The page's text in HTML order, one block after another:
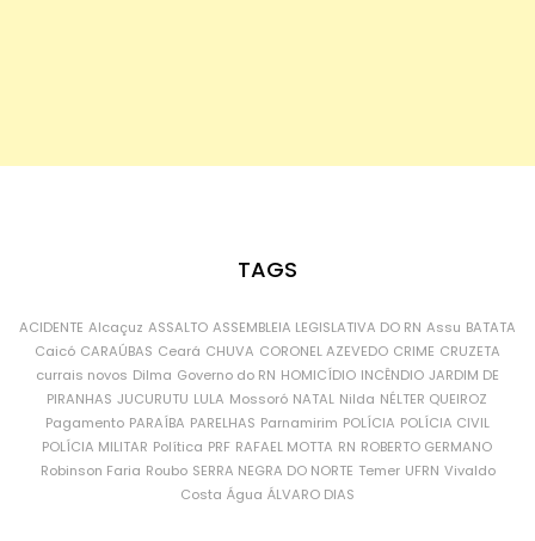
TAGS
ACIDENTE Alcaçuz ASSALTO ASSEMBLEIA LEGISLATIVA DO RN Assu BATATA
Caicó CARAÚBAS Ceará CHUVA CORONEL AZEVEDO CRIME CRUZETA
currais novos Dilma Governo do RN HOMICÍDIO INCÊNDIO JARDIM DE
PIRANHAS JUCURUTU LULA Mossoró NATAL Nilda NÉLTER QUEIROZ
Pagamento PARAÍBA PARELHAS Parnamirim POLÍCIA POLÍCIA CIVIL
POLÍCIA MILITAR Política PRF RAFAEL MOTTA RN ROBERTO GERMANO
Robinson Faria Roubo SERRA NEGRA DO NORTE Temer UFRN Vivaldo
Costa Água ÁLVARO DIAS